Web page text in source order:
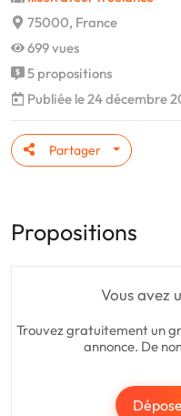
75000, France
699 vues
5 propositions
Publiée le 24 décembre
Partager
Propositions
Vous avez
Trouvez gratuitement un
annonce. De